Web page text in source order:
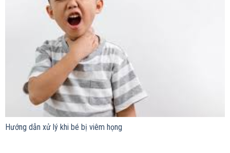
Hướng dẫn xử lý khi bé bị viêm họng